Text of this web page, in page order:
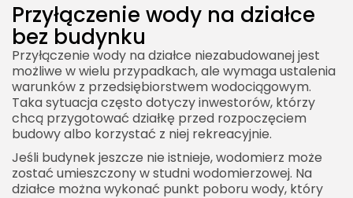
Przyłączenie wody na działce
bez budynku
Przyłączenie wody na działce niezabudowanej jest
możliwe w wielu przypadkach, ale wymaga ustalenia
warunków z przedsiębiorstwem wodociągowym.
Taka sytuacja często dotyczy inwestorów, którzy
chcą przygotować działkę przed rozpoczęciem
budowy albo korzystać z niej rekreacyjnie.
Jeśli budynek jeszcze nie istnieje, wodomierz może
zostać umieszczony w studni wodomierzowej. Na
działce można wykonać punkt poboru wody, który